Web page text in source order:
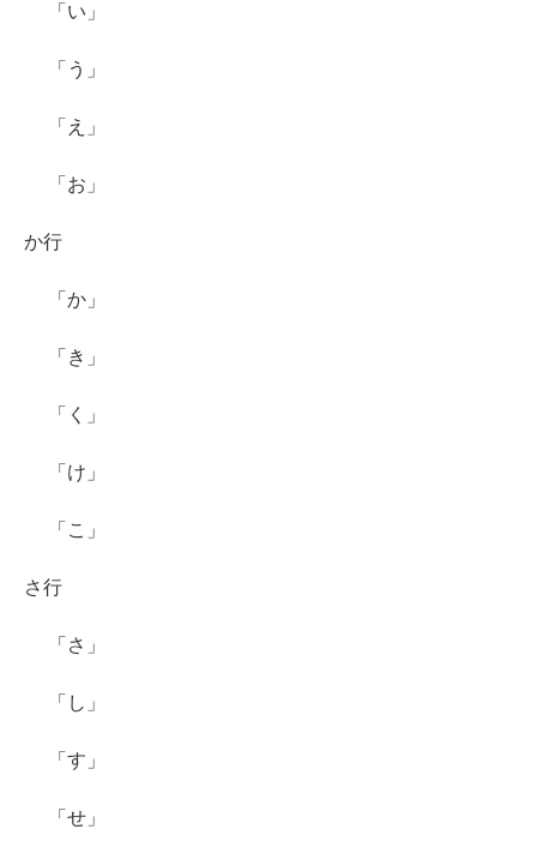
「い」
「う」
「え」
「お」
か行
「か」
「き」
「く」
「け」
「こ」
さ行
「さ」
「し」
「す」
「せ」